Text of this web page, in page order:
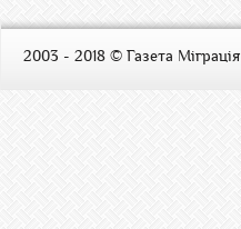
2003 - 2018 © Газета Міграція